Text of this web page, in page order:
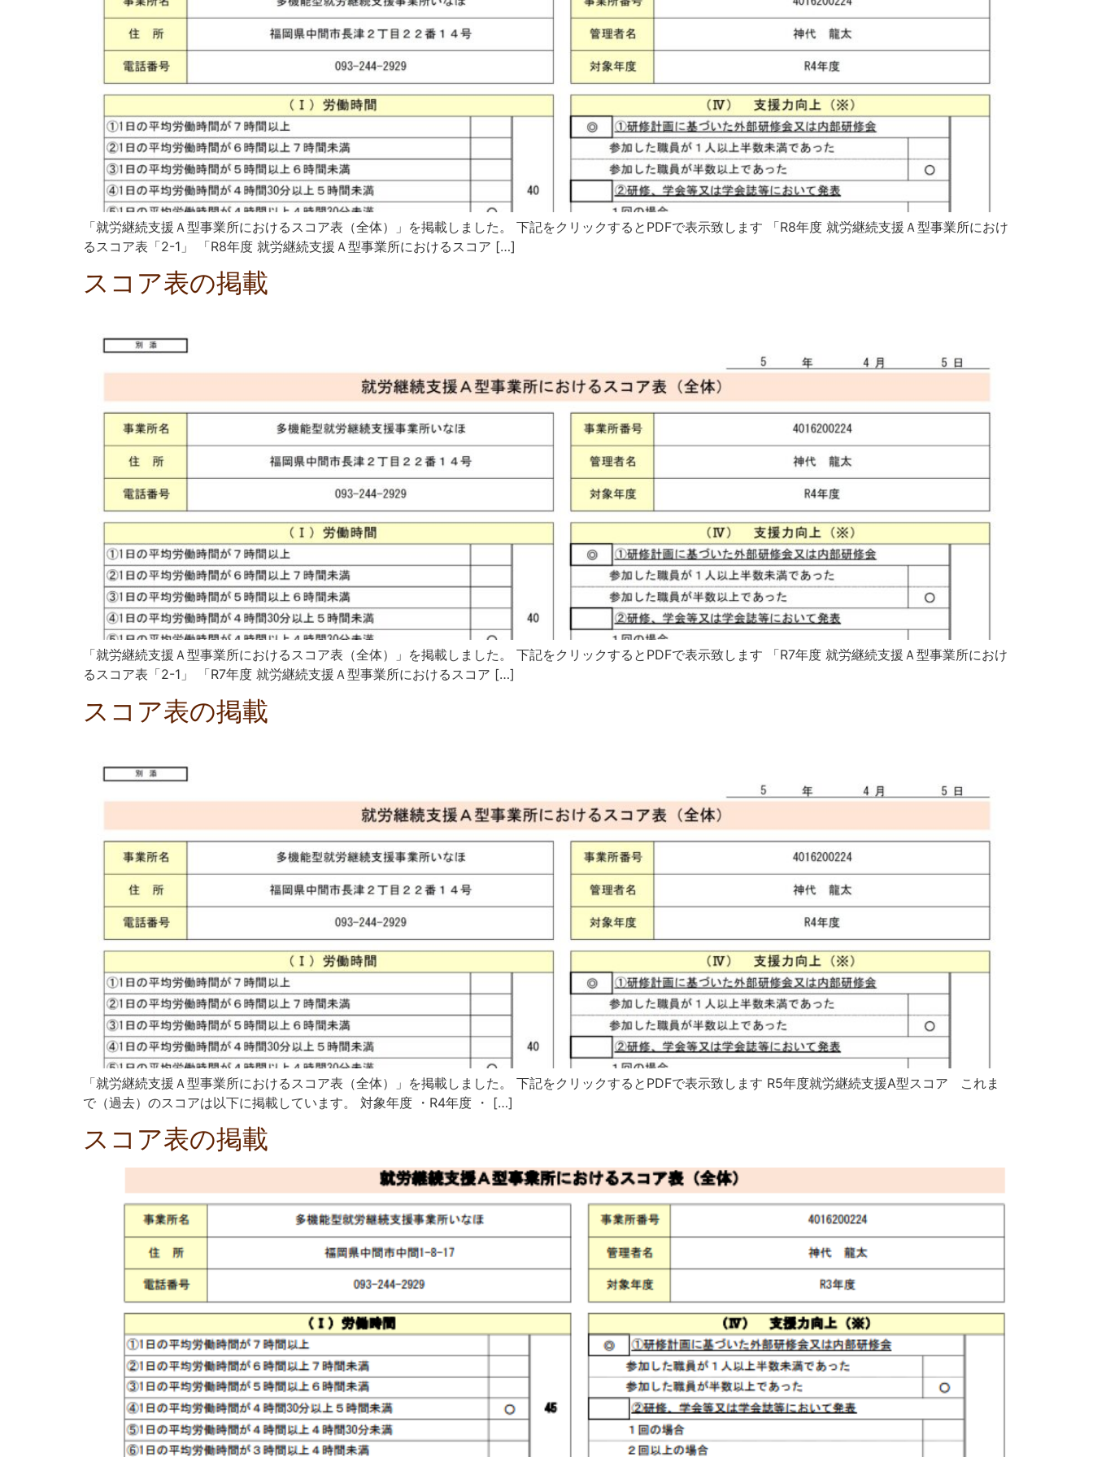
「就労継続支援Ａ型事業所におけるスコア表（全体）」を掲載しました。 下記をクリックするとPDFで表示致します 「R8年度 就労継続支援Ａ型事業所におけ
るスコア表「2-1」 「R8年度 就労継続支援Ａ型事業所におけるスコア […]
スコア表の掲載
「就労継続支援Ａ型事業所におけるスコア表（全体）」を掲載しました。 下記をクリックするとPDFで表示致します 「R7年度 就労継続支援Ａ型事業所におけ
るスコア表「2-1」 「R7年度 就労継続支援Ａ型事業所におけるスコア […]
スコア表の掲載
「就労継続支援Ａ型事業所におけるスコア表（全体）」を掲載しました。 下記をクリックするとPDFで表示致します R5年度就労継続支援A型スコア これま
で（過去）のスコアは以下に掲載しています。 対象年度 ・R4年度 ・ […]
スコア表の掲載